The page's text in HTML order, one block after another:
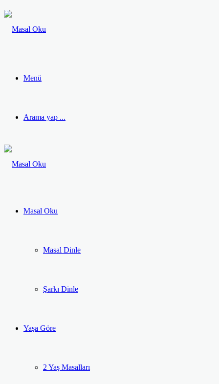
Menü
Arama yap ...
Masal Oku
Masal Dinle
Şarkı Dinle
Yaşa Göre
2 Yaş Masalları